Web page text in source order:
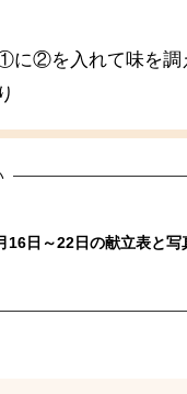
②を入れて味を調
16日～22日の献立表と写